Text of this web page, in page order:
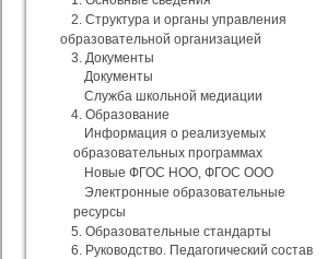
2. Структура и органы управления
образовательной организацией
3. Документы
Документы
Служба школьной медиации
4. Образование
Информация о реализуемых
образовательных программах
Новые ФГОС НОО, ФГОС ООО
Электронные образовательные
ресурсы
5. Образовательные стандарты
6. Руководство. Педагогический состав